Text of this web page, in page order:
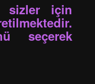
sizler için
seçerek